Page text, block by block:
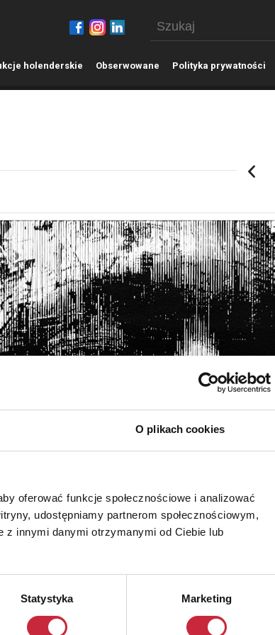
O plikach cookies
oferować funkcje społecznościowe i analizować
udostępniamy partnerom społecznościowym,
z innymi danymi otrzymanymi od Ciebie lub
Statystyka Marketing
holenderskie Obserwowane Polityka prywatności